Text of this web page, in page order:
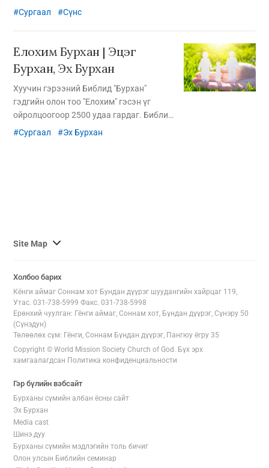
Сүнс бол зүгээр нэг махбодод хамаарах
Сургаал Сүнс
Елохим Бурхан | Эцэг
Бурхан, Эх Бурхан
Хуучин гэрээний Библид "Бурхан"
гэдгийн олон тоо "Елохим" гэсэн үг
ойролцоогоор 2500 удаа гардаг. Библид
гэрчилж буйгаар "Елохим Бурхан" нь
Сургаал Эх Бурхан
Site Map 사
맵
전
체
Холбоо барих
Кёнги аймаг Соннам хот Бундан дүүрэг шуудангийн хайрцаг 119,
Утас. 031-738-5999 Факс. 031-738-5998
Ерөнхий чуулган: Гёнги аймаг, Соннам хот, Бүндан дүүрэг, Сүнэру 50
(Сүнэдун)
Төлөөлөх сүм: Гёнги, Соннам Бүндан дүүрэг, Пангюу ёгру 35
Copyright © World Mission Society Church of God. Бүх эрх
хамгаалагдсан Политика конфиденциальности
Гэр бүлийн вэбсайт
Бурханы сүмийн албан ёсны сайт
Эх Бурхан
Media cast
Шинэ дуу
Бурханы сүмийн мэдлэгийн толь бичиг
Олон улсын Библийн семинар